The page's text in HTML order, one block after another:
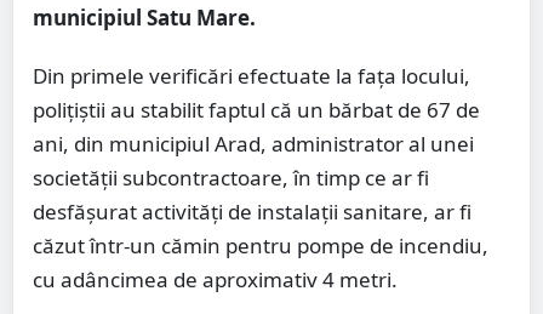
municipiul Satu Mare.
Din primele verificări efectuate la fața locului,
polițiștii au stabilit faptul că un bărbat de 67 de
ani, din municipiul Arad, administrator al unei
societății subcontractoare, în timp ce ar fi
desfășurat activități de instalații sanitare, ar fi
căzut într-un cămin pentru pompe de incendiu,
cu adâncimea de aproximativ 4 metri.